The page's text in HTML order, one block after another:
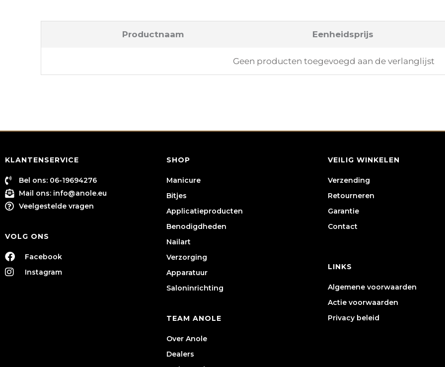
Productnaam Eenheidsprijs
Geen producten toegevoegd aan de verlanglijst
KLANTENSERVICE
Bel ons: 06-19694276
Mail ons: info@anole.eu
Veelgestelde vragen
VOLG ONS
Facebook
Instagram
SHOP
Manicure
Bitjes
Applicatieproducten
Benodigdheden
Nailart
Verzorging
Apparatuur
Saloninrichting
TEAM ANOLE
Over Anole
Dealers
VEILIG WINKELEN
Verzending
Retourneren
Garantie
Contact
LINKS
Algemene voorwaarden
Actie voorwaarden
Privacy beleid